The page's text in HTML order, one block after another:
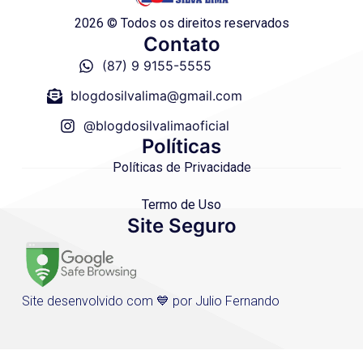
2026 © Todos os direitos reservados
Contato
(87) 9 9155-5555
blogdosilvalima@gmail.com
@blogdosilvalimaoficial
Políticas
Políticas de Privacidade
Termo de Uso
Site Seguro
Site desenvolvido com 💙 por Julio Fernando